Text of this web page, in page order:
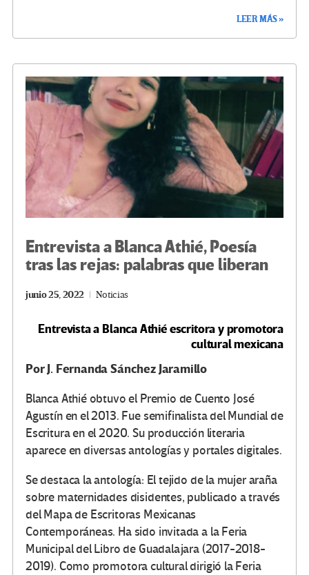
o
k
m n
ar
tir
LEER MÁS »
Entrevista a Blanca Athié, Poesía
tras las rejas: palabras que liberan
junio 25, 2022 Noticias
Entrevista a Blanca Athié escritora y promotora
cultural mexicana
PorJ. Fernanda Sánchez Jaramillo
Blanca Athié obtuvo el Premio de Cuento José
Agustín en el 2013. Fue semifinalista del Mundial de
Escritura en el 2020. Su producción literaria
aparece en diversas antologías y portales digitales.
Se destaca la antología: El tejido de la mujer araña
sobre maternidades disidentes, publicado a través
del Mapa de Escritoras Mexicanas
Contemporáneas. Ha sido invitada a la Feria
Municipal del Libro de Guadalajara (2017-2018-
2019). Como promotora cultural dirigió la Feria